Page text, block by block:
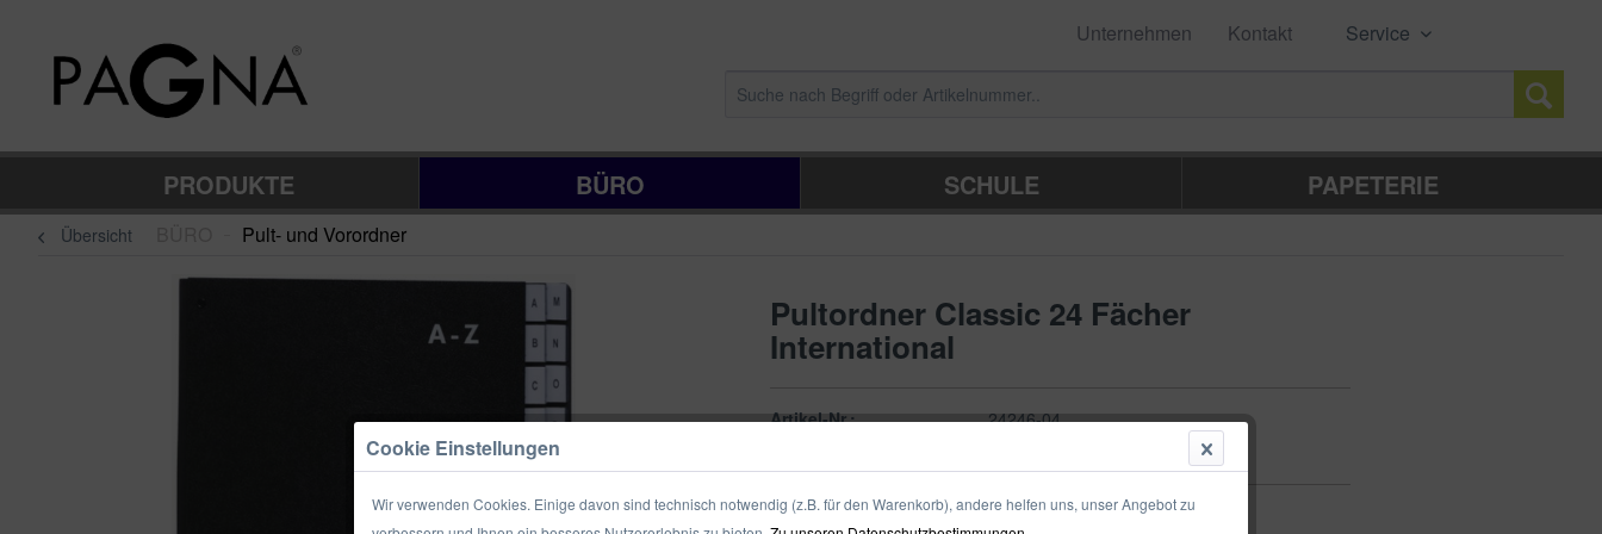
Unternehmen Kontakt Service
PRODUKTE BÜRO SCHULE PAPETERIE
Übersicht Pult- und Vorordner
Pultordner Classic 24 Fächer
International
Artikel-Nr.:
24246-04
Cookie Einstellungen
Wir verwenden Cookies. Einige davon sind technisch notwendig (z.B. für den Warenkorb), andere helfen uns, unser Angebot zu